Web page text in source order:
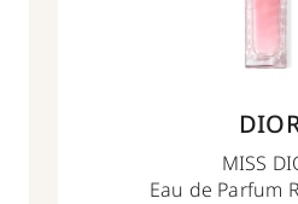
MISS
Eau de Parfum